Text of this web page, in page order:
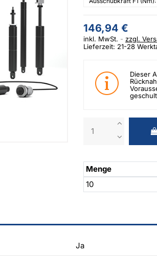
146,94 €
inkl. MwSt.
zzgl.
Lieferzeit: 21-28
Dieser
Menge
10
Ja